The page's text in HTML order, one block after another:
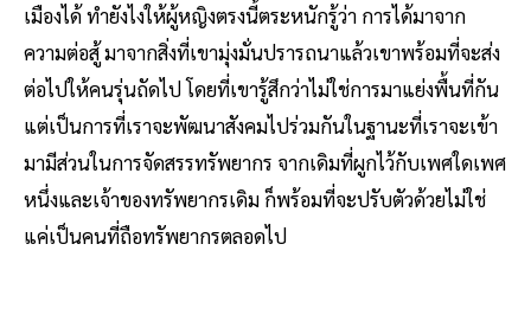
เมืองได้ ทำยังไงให้ผู้หญิงตรงนี้ตระหนักรู้ว่า การได้มาจาก
ความต่อสู้ มาจากสิ่งที่เขามุ่งมั่นปรารถนาแล้วเขาพร้อมที่จะส่ง
ต่อไปให้คนรุ่นถัดไป โดยที่เขารู้สึกว่าไม่ใช่การมาแย่งพื้นที่กัน
แต่เป็นการที่เราจะพัฒนาสังคมไปร่วมกันในฐานะที่เราจะเข้า
มามีส่วนในการจัดสรรทรัพยากร จากเดิมที่ผูกไว้กับเพศใดเพศ
หนึ่งและเจ้าของทรัพยากรเดิม ก็พร้อมที่จะปรับตัวด้วยไม่ใช่
แค่เป็นคนที่ถือทรัพยากรตลอดไป